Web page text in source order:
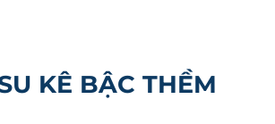
KÊ BẬC THỀM